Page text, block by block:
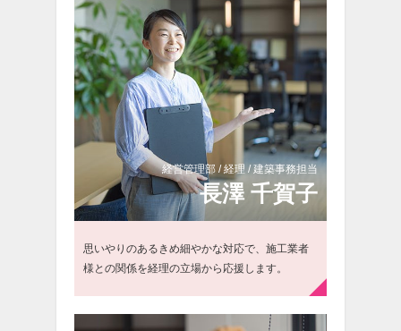
経営管理部 / 経理 / 建築事務担当
長澤 千賀子
思いやりのあるきめ細やかな対応で、施工業者
様との関係を経理の立場から応援します。